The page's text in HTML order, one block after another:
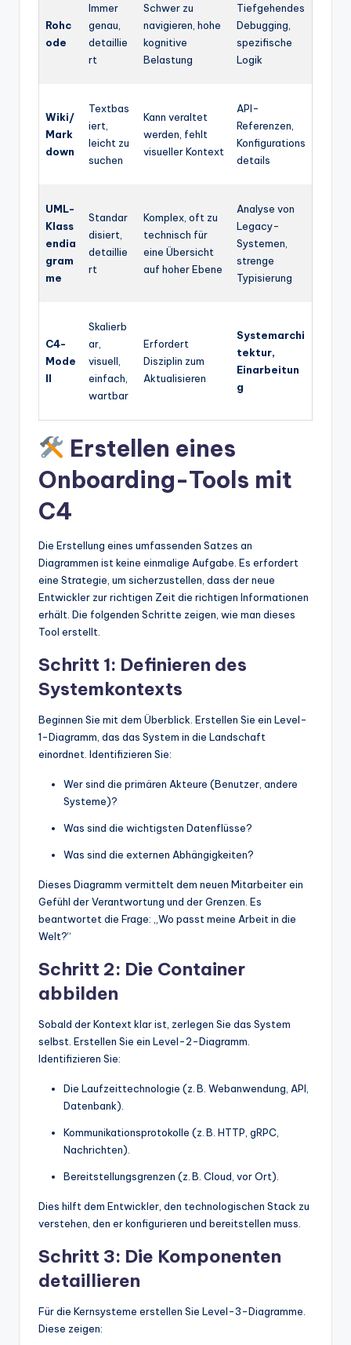
Rohc
ode
Immer
genau,
detaillie
rt
Schwer zu
navigieren, hohe
kognitive
Belastung
Tiefgehendes
Debugging,
spezifische
Logik
Wiki/
Mark
down
Textbas
iert,
leicht zu
suchen
Kann veraltet
werden, fehlt
visueller Kontext
API-
Referenzen,
Konfigurations
details
UML-
Klass
endia
gram
me
Standar
disiert,
detaillie
rt
Komplex, oft zu
technisch für
eine Übersicht
auf hoher Ebene
Analyse von
Legacy-
Systemen,
strenge
Typisierung
C4-
Mode
ll
Skalierb
ar,
visuell,
einfach,
wartbar
Erfordert
Disziplin zum
Aktualisieren
Systemarchi
tektur,
Einarbeitun
g
Erstellen eines
Onboarding-Tools mit
C4
Die Erstellung eines umfassenden Satzes an
Diagrammen ist keine einmalige Aufgabe. Es erfordert
eine Strategie, um sicherzustellen, dass der neue
Entwickler zur richtigen Zeit die richtigen Informationen
erhält. Die folgenden Schritte zeigen, wie man dieses
Tool erstellt.
Schritt 1: Definieren des
Systemkontexts
Beginnen Sie mit dem Überblick. Erstellen Sie ein Level-
1-Diagramm, das das System in die Landschaft
einordnet. Identifizieren Sie:
Wer sind die primären Akteure (Benutzer, andere
Systeme)?
Was sind die wichtigsten Datenflüsse?
Was sind die externen Abhängigkeiten?
Dieses Diagramm vermittelt dem neuen Mitarbeiter ein
Gefühl der Verantwortung und der Grenzen. Es
beantwortet die Frage: „Wo passt meine Arbeit in die
Welt?“
Schritt 2: Die Container
abbilden
Sobald der Kontext klar ist, zerlegen Sie das System
selbst. Erstellen Sie ein Level-2-Diagramm.
Identifizieren Sie:
Die Laufzeittechnologie (z. B. Webanwendung, API,
Datenbank).
Kommunikationsprotokolle (z. B. HTTP, gRPC,
Nachrichten).
Bereitstellungsgrenzen (z. B. Cloud, vor Ort).
Dies hilft dem Entwickler, den technologischen Stack zu
verstehen, den er konfigurieren und bereitstellen muss.
Schritt 3: Die Komponenten
detaillieren
Für die Kernsysteme erstellen Sie Level-3-Diagramme.
Diese zeigen: